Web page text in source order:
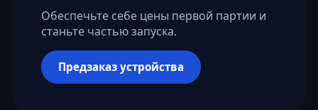
Обеспечьте себе цены первой партии и
станьте частью запуска.
Предзаказ устройства